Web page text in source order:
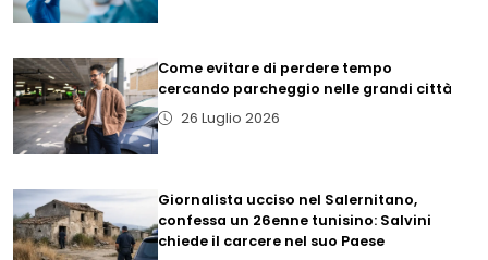
Come evitare di perdere tempo
cercando parcheggio nelle grandi città
26 Luglio 2026
Giornalista ucciso nel Salernitano,
confessa un 26enne tunisino: Salvini
chiede il carcere nel suo Paese